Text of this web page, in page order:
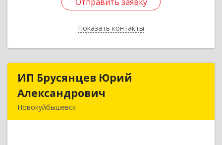
Показать контакты
Назад
ИП Брусянцев Юрий
Александрович
Новокуйбышевск
ИП Брусянцев Юрий